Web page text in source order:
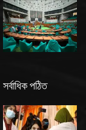
সর্বাধিক পঠিত